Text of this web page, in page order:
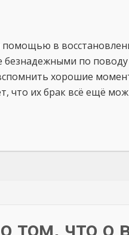
в
по поводу
хорошие
что их брак всё ещё
том, что о